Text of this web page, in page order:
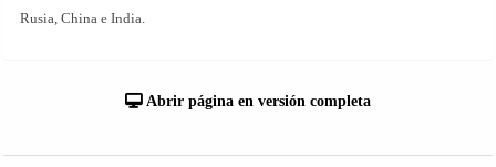
Rusia, China e India.
Abrir página en versión completa